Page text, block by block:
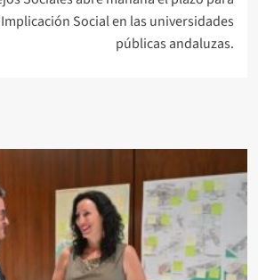
Social en las universidades
públicas andaluzas.